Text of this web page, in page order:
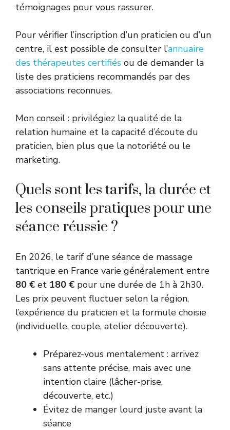
témoignages pour vous rassurer.
Pour vérifier l’inscription d’un praticien ou d’un
centre, il est possible de consulter l’annuaire
des thérapeutes certifiés ou de demander la
liste des praticiens recommandés par des
associations reconnues.
Mon conseil : privilégiez la qualité de la
relation humaine et la capacité d’écoute du
praticien, bien plus que la notoriété ou le
marketing.
Quels sont les tarifs, la durée et
les conseils pratiques pour une
séance réussie ?
En 2026, le tarif d’une séance de massage
tantrique en France varie généralement entre
80 € et 180 € pour une durée de 1h à 2h30.
Les prix peuvent fluctuer selon la région,
l’expérience du praticien et la formule choisie
(individuelle, couple, atelier découverte).
Préparez-vous mentalement : arrivez
sans attente précise, mais avec une
intention claire (lâcher-prise,
découverte, etc.)
Évitez de manger lourd juste avant la
séance